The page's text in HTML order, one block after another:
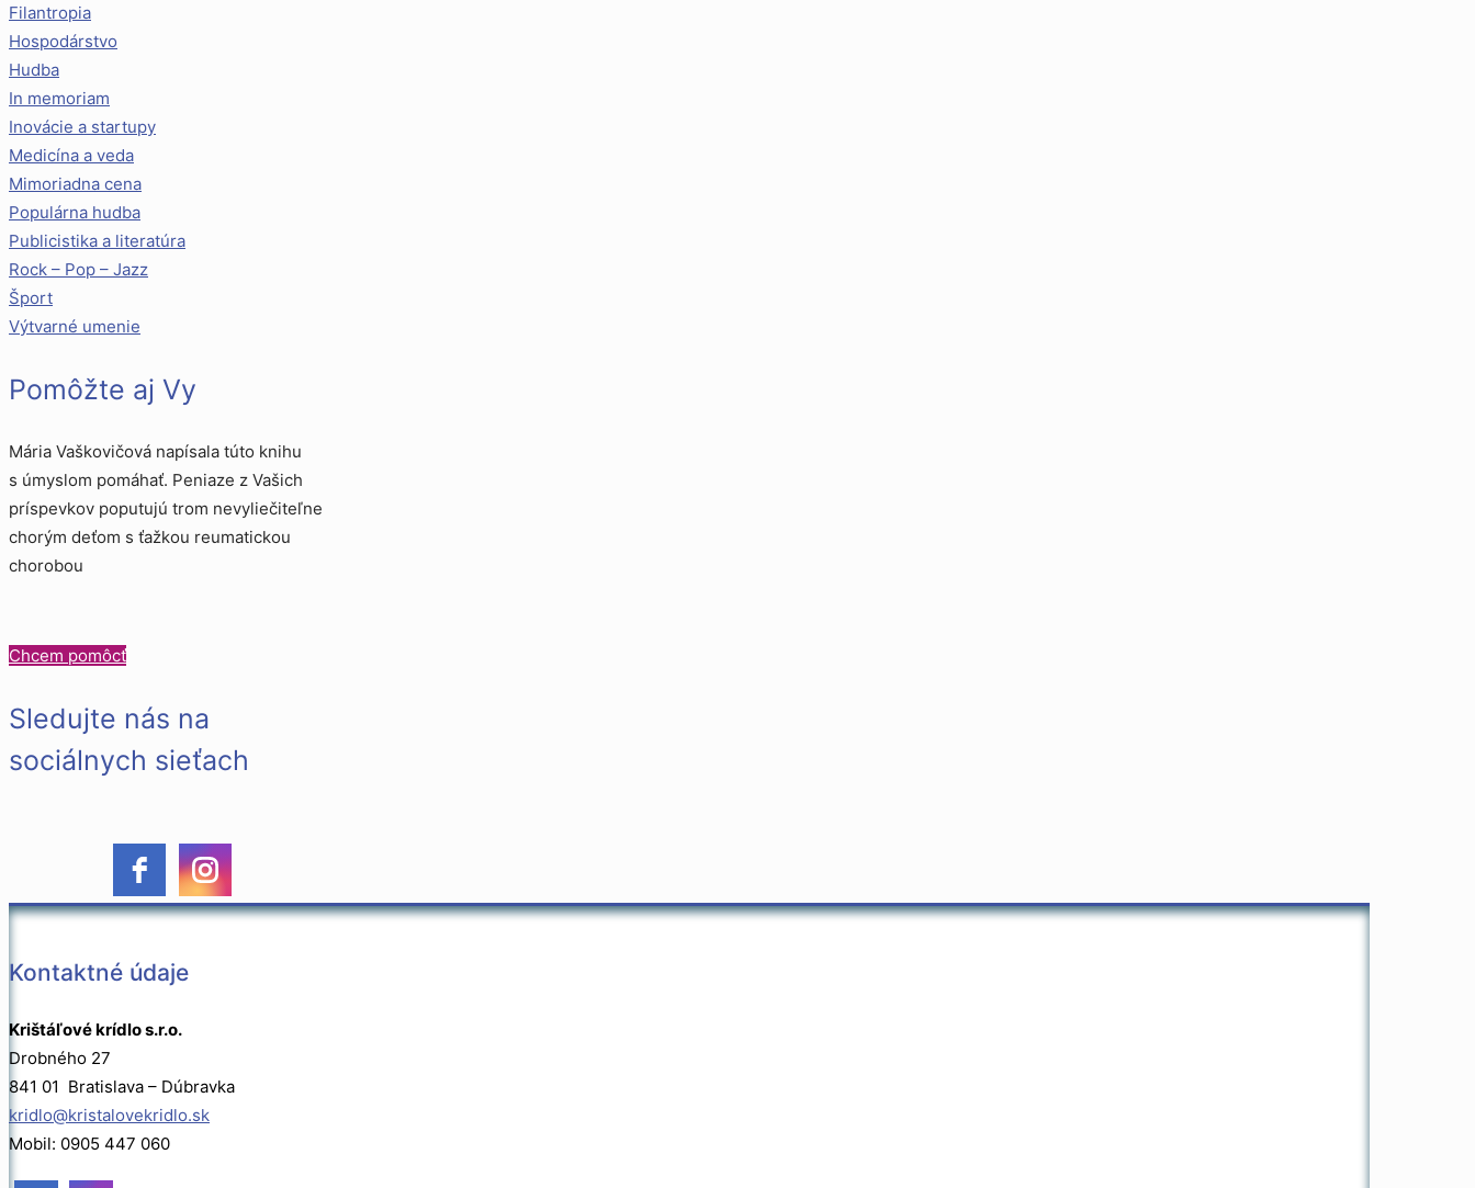
Filantropia
Hospodárstvo
Hudba
In memoriam
Inovácie a startupy
Medicína a veda
Mimoriadna cena
Populárna hudba
Publicistika a literatúra
Rock – Pop – Jazz
Šport
Výtvarné umenie
Pomôžte aj Vy
Mária Vaškovičová napísala túto knihu
s úmyslom pomáhať. Peniaze z Vašich
príspevkov poputujú trom nevyliečiteľne
chorým deťom s ťažkou reumatickou
chorobou
Chcem pomôcť
Sledujte nás na
sociálnych sieťach
Kontaktné údaje
Krištáľové krídlo s.r.o.
Drobného 27
841 01 Bratislava – Dúbravka
kridlo@kristalovekridlo.sk
Mobil: 0905 447 060